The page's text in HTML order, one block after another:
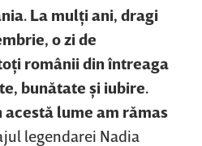
La mulţi ani, dragi
o zi de
românii din întreaga
bunătate şi iubire.
lume am rămas
legendarei Nadia